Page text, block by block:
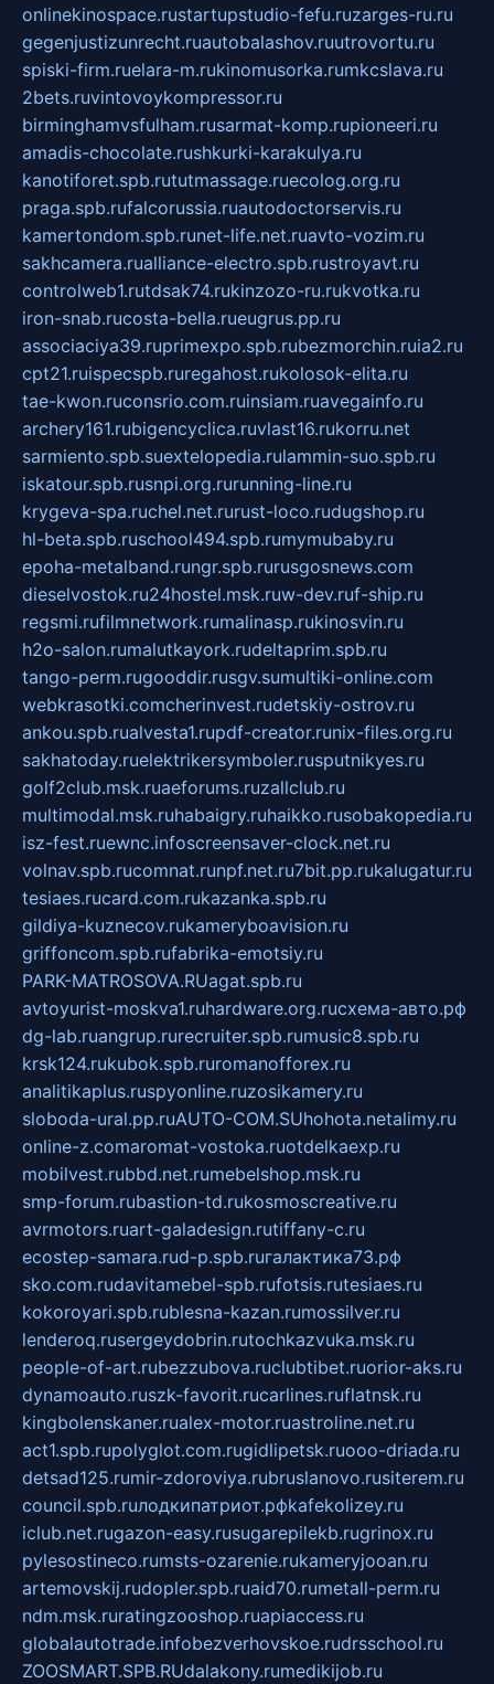
onlinekinospace.rustartupstudio-fefu.ruzarges-ru.ru
gegenjustizunrecht.ruautobalashov.ruutrovortu.ru
spiski-firm.ruelara-m.rukinomusorka.rumkcslava.ru
2bets.ruvintovoykompressor.ru
birminghamvsfulham.rusarmat-komp.rupioneeri.ru
amadis-chocolate.rushkurki-karakulya.ru
kanotiforet.spb.rututmassage.ruecolog.org.ru
praga.spb.rufalcorussia.ruautodoctorservis.ru
kamertondom.spb.runet-life.net.ruavto-vozim.ru
sakhcamera.rualliance-electro.spb.rustroyavt.ru
controlweb1.rutdsak74.rukinzozo-ru.rukvotka.ru
iron-snab.rucosta-bella.rueugrus.pp.ru
associaciya39.ruprimexpo.spb.rubezmorchin.ruia2.ru
cpt21.ruispecspb.ruregahost.rukolosok-elita.ru
tae-kwon.ruconsrio.com.ruinsiam.ruavegainfo.ru
archery161.rubigencyclica.ruvlast16.rukorru.net
sarmiento.spb.suextelopedia.rulammin-suo.spb.ru
iskatour.spb.rusnpi.org.rurunning-line.ru
krygeva-spa.ruchel.net.rurust-loco.rudugshop.ru
hl-beta.spb.ruschool494.spb.rumymubaby.ru
epoha-metalband.rungr.spb.rurusgosnews.com
dieselvostok.ru24hostel.msk.ruw-dev.ruf-ship.ru
regsmi.rufilmnetwork.rumalinasp.rukinosvin.ru
h2o-salon.rumalutkayork.rudeltaprim.spb.ru
tango-perm.rugooddir.rusgv.sumultiki-online.com
webkrasotki.comcherinvest.rudetskiy-ostrov.ru
ankou.spb.rualvesta1.rupdf-creator.runix-files.org.ru
sakhatoday.ruelektrikersymboler.rusputnikyes.ru
golf2club.msk.ruaeforums.ruzallclub.ru
multimodal.msk.ruhabaigry.ruhaikko.rusobakopedia.ru
isz-fest.ruewnc.infoscreensaver-clock.net.ru
volnav.spb.rucomnat.runpf.net.ru7bit.pp.rukalugatur.ru
tesiaes.rucard.com.rukazanka.spb.ru
gildiya-kuznecov.rukameryboavision.ru
griffoncom.spb.rufabrika-emotsiy.ru
PARK-MATROSOVA.RUagat.spb.ru
avtoyurist-moskva1.ruhardware.org.ruсхема-авто.рф
dg-lab.ruangrup.rurecruiter.spb.rumusic8.spb.ru
krsk124.rukubok.spb.ruromanofforex.ru
analitikaplus.ruspyonline.ruzosikamery.ru
sloboda-ural.pp.ruAUTO-COM.SUhohota.netalimy.ru
online-z.comaromat-vostoka.ruotdelkaexp.ru
mobilvest.rubbd.net.rumebelshop.msk.ru
smp-forum.rubastion-td.rukosmoscreative.ru
avrmotors.ruart-galadesign.rutiffany-c.ru
ecostep-samara.rud-p.spb.ruгалактика73.рф
sko.com.rudavitamebel-spb.rufotsis.rutesiaes.ru
kokoroyari.spb.rublesna-kazan.rumossilver.ru
lenderoq.rusergeydobrin.rutochkazvuka.msk.ru
people-of-art.rubezzubova.ruclubtibet.ruorior-aks.ru
dynamoauto.ruszk-favorit.rucarlines.ruflatnsk.ru
kingbolenskaner.rualex-motor.ruastroline.net.ru
act1.spb.rupolyglot.com.rugidlipetsk.ruooo-driada.ru
detsad125.rumir-zdoroviya.rubruslanovo.rusiterem.ru
council.spb.ruлодкипатриот.рфkafekolizey.ru
iclub.net.rugazon-easy.rusugarepilekb.rugrinox.ru
pylesostineco.rumsts-ozarenie.rukameryjooan.ru
artemovskij.rudopler.spb.ruaid70.rumetall-perm.ru
ndm.msk.ruratingzooshop.ruapiaccess.ru
globalautotrade.infobezverhovskoe.rudrsschool.ru
ZOOSMART.SPB.RUdalakony.rumedikijob.ru